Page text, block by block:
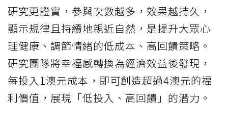
研究更證實，參與次數越多，效果越持久，
顯示規律且持續地親近自然，是提升大眾心
理健康、調節情緒的低成本、高回饋策略。
研究團隊將幸福感轉換為經濟效益後發現，
每投入1澳元成本，即可創造超過4澳元的福
利價值，展現「低投入、高回饋」的潛力。